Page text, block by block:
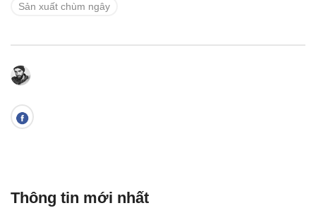
Sản xuất chùm ngây
Thông tin mới nhất